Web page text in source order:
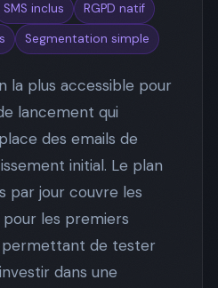
SMS inclus
RGPD natif
Segmentation simple
la plus accessible pour
lancement qui
des emails de
initial. Le plan
par jour couvre les
pour les premiers
permettant de tester
dans une